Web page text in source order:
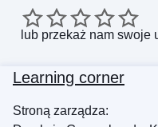
lub przekaż nam swoje
Learning corner
Stroną zarządza: